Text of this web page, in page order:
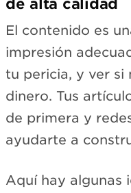
de alta calidad
El contenido es
impresión
tu pericia, y ver si
dinero. Tus
de primera y
ayudarte a
Aquí hay algunas